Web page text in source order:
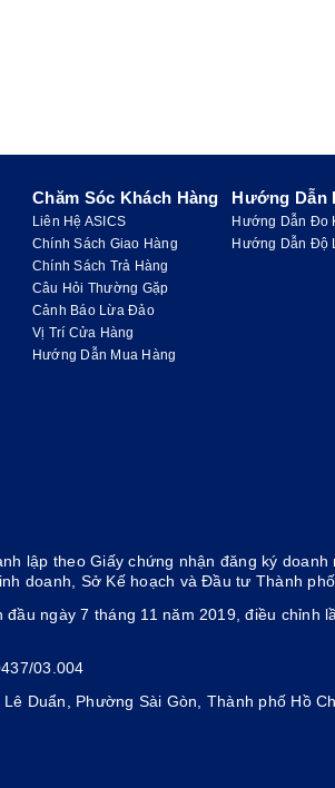
Chăm Sóc Khách Hàng
Liên Hệ ASICS
Chính Sách Giao Hàng
Chính Sách Trả Hàng
Câu Hỏi Thường Gặp
Cảnh Báo Lừa Đảo
Vị Trí Cửa Hàng
Hướng Dẫn Mua Hàng
Hướng Dẫn
Hướng Dẫn Đo
Hướng Dẫn Độ
lập theo Giấy chứng nhận đăng ký
doanh, Sở Kế hoạch và Đầu tư Thành
ngày 7 tháng 11 năm 2019, điều
03.004
Duẩn, Phường Sài Gòn, Thành phố Hồ